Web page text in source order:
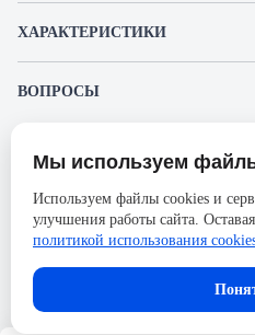
ХАРАКТЕРИСТИКИ
Производитель
Серия
Ширина, мм
Высота, мм
Количество фаз
ВОПРОСЫ
Пожалуйста,
возможность оставлять
Представленные изображения и
без предварительного уведомления.
ответственности в случае не
размещённым в карточке товара.
Мы используем
Используем файлы cookies и
улучшения работы сайта.
политикой использования